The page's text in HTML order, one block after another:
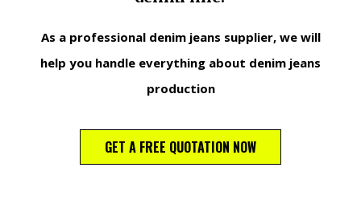
As a professional denim jeans supplier, we will
help you handle everything about denim jeans
production
GET A FREE QUOTATION NOW